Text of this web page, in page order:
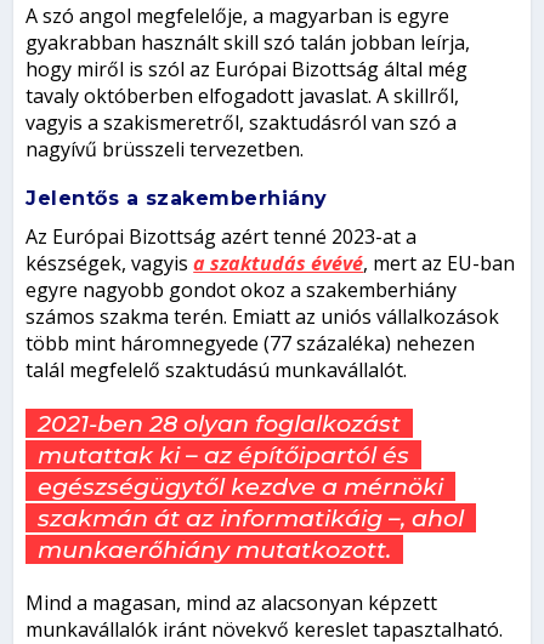
A szó angol megfelelője, a magyarban is egyre
gyakrabban használt skill szó talán jobban leírja,
hogy miről is szól az Európai Bizottság által még
tavaly októberben elfogadott javaslat. A skillről,
vagyis a szakismeretről, szaktudásról van szó a
nagyívű brüsszeli tervezetben.
Jelentős a szakemberhiány
Az Európai Bizottság azért tenné 2023-at a
készségek, vagyisa szaktudás évévé, mert az EU-ban
egyre nagyobb gondot okoz a szakemberhiány
számos szakma terén. Emiatt az uniós vállalkozások
több mint háromnegyede (77 százaléka) nehezen
talál megfelelő szaktudású munkavállalót.
2021-ben 28 olyan foglalkozást
mutattak ki – az építőipartól és
egészségügytől kezdve a mérnöki
szakmán át az informatikáig –, ahol
munkaerőhiány mutatkozott.
Mind a magasan, mind az alacsonyan képzett
munkavállalók iránt növekvő kereslet tapasztalható.